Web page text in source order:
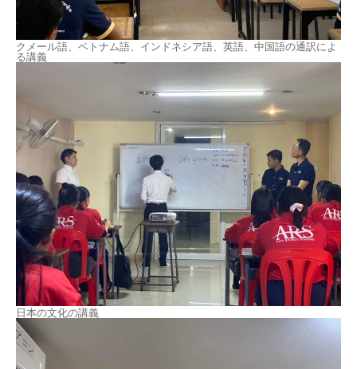
クメール語、ベトナム語、インドネシア語、英語、中国語の通訳によ
る講義
日本の文化の講義